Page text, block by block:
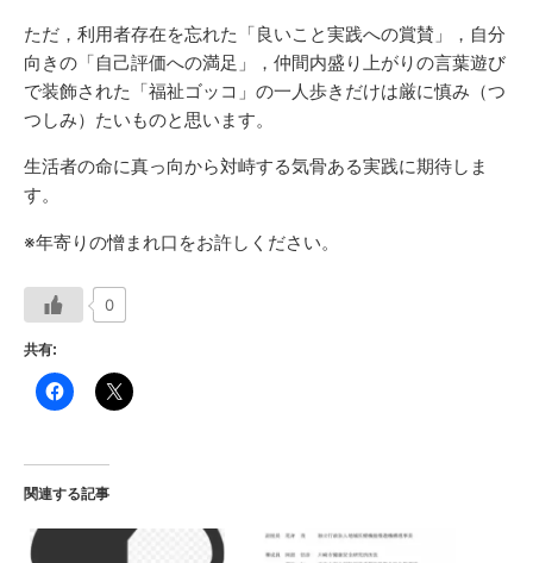
ただ，利用者存在を忘れた「良いこと実践への賞賛」，自分
向きの「自己評価への満足」，仲間内盛り上がりの言葉遊び
で装飾された「福祉ゴッコ」の一人歩きだけは厳に慎み（つ
つしみ）たいものと思います。
生活者の命に真っ向から対峙する気骨ある実践に期待しま
す。
※年寄りの憎まれ口をお許しください。
0
共有:
関連する記事